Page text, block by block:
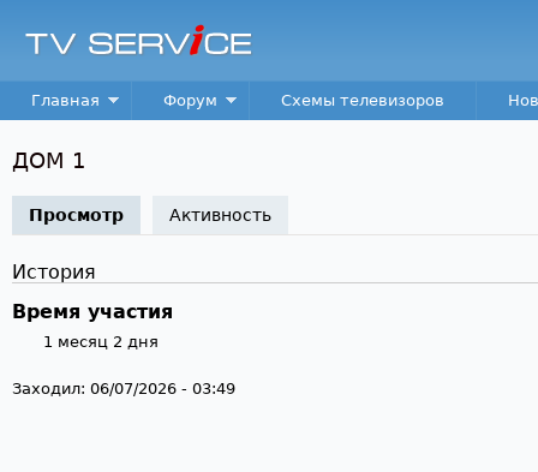
TV
Service
Main menu
Главная Форум Схемы телевизоров
ДОМ 1
Просмотр (активная вкладка)
Активность
История
Время участия
1 месяц 2 дня
Заходил: 06/07/2026 - 03:49